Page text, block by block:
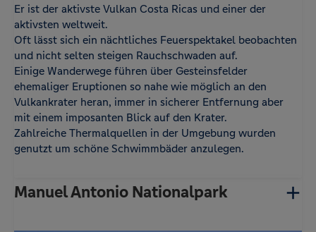
Er ist der aktivste Vulkan Costa Ricas und einer der
aktivsten weltweit.
Oft lässt sich ein nächtliches Feuerspektakel beobachten
und nicht selten steigen Rauchschwaden auf.
Einige Wanderwege führen über Gesteinsfelder
ehemaliger Eruptionen so nahe wie möglich an den
Vulkankrater heran, immer in sicherer Entfernung aber
mit einem imposanten Blick auf den Krater.
Zahlreiche Thermalquellen in der Umgebung wurden
genutzt um schöne Schwimmbäder anzulegen.
Manuel Antonio Nationalpark